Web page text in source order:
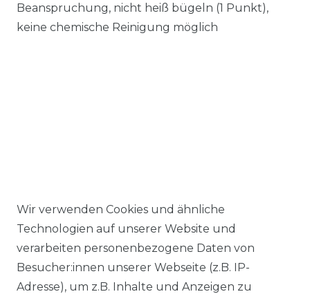
Beanspruchung, nicht heiß bügeln (1 Punkt),
keine chemische Reinigung möglich
Ähnlicher Artikel
Wir verwenden Cookies und ähnliche
Technologien auf unserer Website und
verarbeiten personenbezogene Daten von
Besucher:innen unserer Webseite (z.B. IP-
Adresse), um z.B. Inhalte und Anzeigen zu